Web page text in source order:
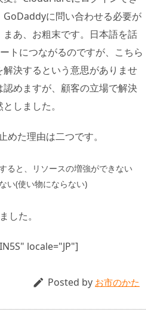
に問い合わせる必要が
あ、お粗末です。日本語を話
トにつながるのですが、こちら
決するという意思がありませ
めますが、顧客の立場で解決
しました。
た理由は二つです。
ると、リソースの増強ができない
い(使い物にならない)
した。
locale="JP"]
 Posted by お市のかた